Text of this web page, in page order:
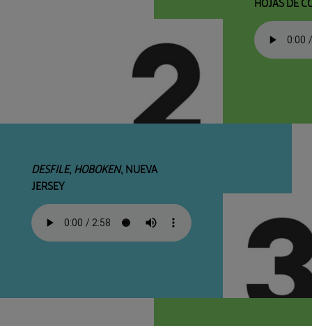
DESFILE, HOBOKEN, NUEVA
JERSEY